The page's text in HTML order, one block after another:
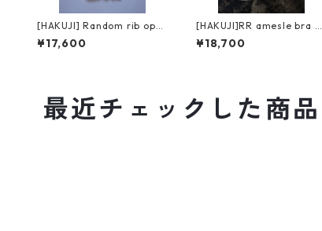
[HAKUJI] Random rib ope
n back cami / Ivory
¥17,600
[HAKUJI]RR amesle bra ta
nktop / black
¥18,700
最近チェックした商品